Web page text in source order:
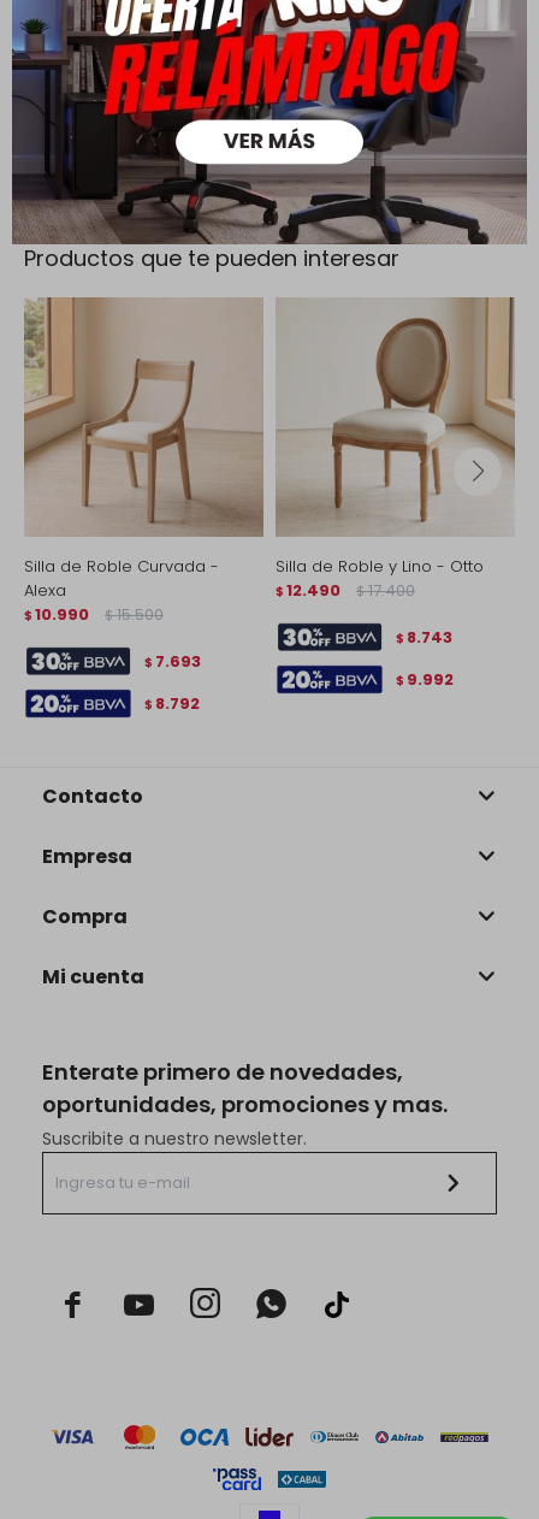
Medios de pago
Productos que te pueden interesar
Silla de Roble Curvada -
Alexa
$ 10.990 $ 15.500
$ 7.693
$ 8.792
Silla de Roble y Lino - Otto
$ 12.490 $ 17.400
$ 8.743
$ 9.992
Enterate primero de novedades,
oportunidades, promociones y mas.
Suscribite a nuestro newsletter.
  
Contacto
Empresa
Compra
Mi cuenta